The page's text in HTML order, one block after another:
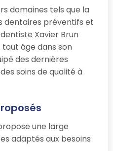
domaines tels que la
dentaires préventifs et
Xavier Brun
âge dans son
des dernières
soins de qualité à
une large
adaptés aux besoins